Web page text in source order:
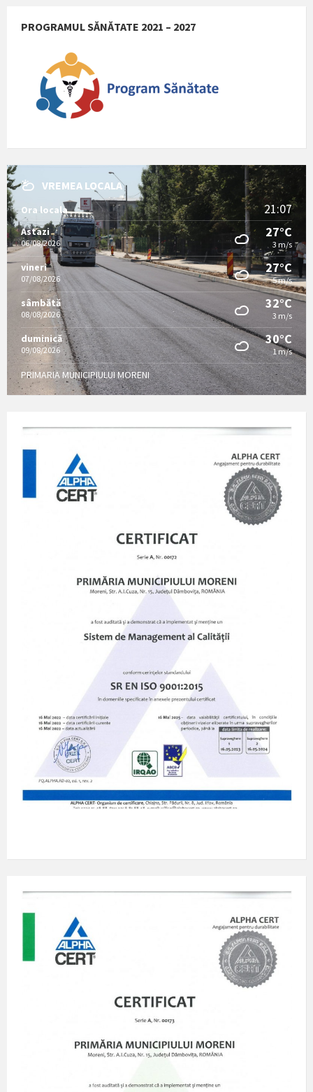
PROGRAMUL SĂNĂTATE 2021 – 2027
VREMEA LOCALA
Ora locala 21:07
Astazi
06/08/2026
27°C
3 m/s
vineri
07/08/2026
27°C
5 m/s
sâmbătă
08/08/2026
32°C
3 m/s
duminică
09/08/2026
30°C
1 m/s
PRIMARIA MUNICIPIULUI MORENI